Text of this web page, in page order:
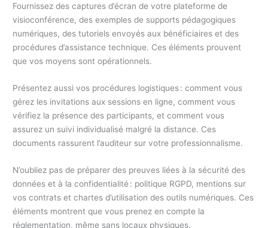
Fournissez des captures d’écran de votre plateforme de
visioconférence, des exemples de supports pédagogiques
numériques, des tutoriels envoyés aux bénéficiaires et des
procédures d’assistance technique. Ces éléments prouvent
que vos moyens sont opérationnels.
Présentez aussi vos procédures logistiques : comment vous
gérez les invitations aux sessions en ligne, comment vous
vérifiez la présence des participants, et comment vous
assurez un suivi individualisé malgré la distance. Ces
documents rassurent l’auditeur sur votre professionnalisme.
N’oubliez pas de préparer des preuves liées à la sécurité des
données et à la confidentialité : politique RGPD, mentions sur
vos contrats et chartes d’utilisation des outils numériques. Ces
éléments montrent que vous prenez en compte la
réglementation, même sans locaux physiques.